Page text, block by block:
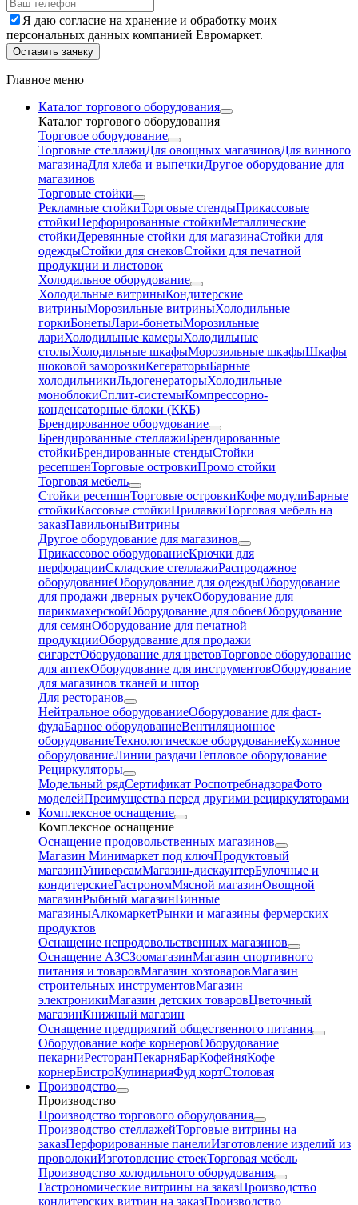
Я даю согласие на хранение и обработку моих
персональных данных компанией Евромаркет.
Оставить заявку
Главное меню
Каталог торгового оборудования
Каталог торгового оборудования
Торговое оборудование
Торговые стеллажиДля овощных магазиновДля винного
магазинаДля хлеба и выпечкиДругое оборудование для
магазинов
Торговые стойки
Рекламные стойкиТорговые стендыПрикассовые
стойкиПерфорированные стойкиМеталлические
стойкиДеревянные стойки для магазинаСтойки для
одеждыСтойки для снековСтойки для печатной
продукции и листовок
Холодильное оборудование
Холодильные витриныКондитерские
витриныМорозильные витриныХолодильные
горкиБонетыЛари-бонетыМорозильные
лариХолодильные камерыХолодильные
столыХолодильные шкафыМорозильные шкафыШкафы
шоковой заморозкиКегераторыБарные
холодильникиЛьдогенераторыХолодильные
моноблокиСплит-системыКомпрессорно-
конденсаторные блоки (ККБ)
Брендированное оборудование
Брендированные стеллажиБрендированные
стойкиБрендированные стендыСтойки
ресепшенТорговые островкиПромо стойки
Торговая мебель
Стойки ресепшнТорговые островкиКофе модулиБарные
стойкиКассовые стойкиПрилавкиТорговая мебель на
заказПавильоныВитрины
Другое оборудование для магазинов
Прикассовое оборудованиеКрючки для
перфорацииСкладские стеллажиРаспродажное
оборудованиеОборудование для одеждыОборудование
для продажи дверных ручекОборудование для
парикмахерскойОборудование для обоевОборудование
для семянОборудование для печатной
продукцииОборудование для продажи
сигаретОборудование для цветовТорговое оборудование
для аптекОборудование для инструментовОборудование
для магазинов тканей и штор
Для ресторанов
Нейтральное оборудованиеОборудование для фаст-
фудаБарное оборудованиеВентиляционное
оборудованиеТехнологическое оборудованиеКухонное
оборудованиеЛинии раздачиТепловое оборудование
Рециркуляторы
Модельный рядСертификат РоспотребнадзораФото
моделейПреимущества перед другими рециркуляторами
Комплексное оснащение
Комплексное оснащение
Оснащение продовольственных магазинов
Магазин Минимаркет под ключПродуктовый
магазинУниверсамМагазин-дискаунтерБулочные и
кондитерскиеГастрономМясной магазинОвощной
магазинРыбный магазинВинные
магазиныАлкомаркетРынки и магазины фермерских
продуктов
Оснащение непродовольственных магазинов
Оснащение АЗСЗоомагазинМагазин спортивного
питания и товаровМагазин хозтоваровМагазин
строительных инструментовМагазин
электроникиМагазин детских товаровЦветочный
магазинКнижный магазин
Оснащение предприятий общественного питания
Оборудование кофе корнеровОборудование
пекарниРесторанПекарняБарКофейняКофе
корнерБистроКулинарияФуд кортСтоловая
Производство
Производство
Производство торгового оборудования
Производство стеллажейТорговые витрины на
заказПерфорированные панелиИзготовление изделий из
проволокиИзготовление стоекТорговая мебель
Производство холодильного оборудования
Гастрономические витрины на заказПроизводство
кондитерских витрин на заказПроизводство